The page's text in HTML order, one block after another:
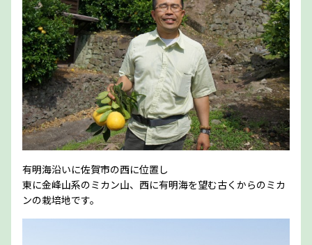
有明海沿いに佐賀市の西に位置し
東に金峰山系のミカン山、西に有明海を望む古くからのミカ
ンの栽培地です。